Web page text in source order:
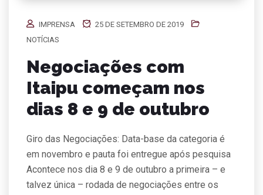
IMPRENSA
25 DE SETEMBRO DE 2019
NOTÍCIAS
Negociações com
Itaipu começam nos
dias 8 e 9 de outubro
Giro das Negociações: Data-base da categoria é
em novembro e pauta foi entregue após pesquisa
Acontece nos dia 8 e 9 de outubro a primeira – e
talvez única – rodada de negociações entre os